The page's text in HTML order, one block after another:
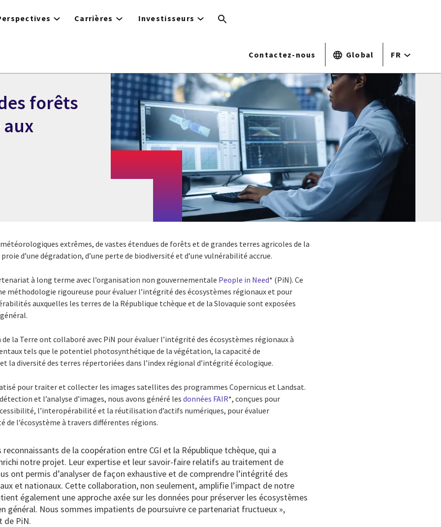
Carrières Investisseurs
Contactez-nous Global FR
forêts
extrêmes, de vastes étendues de forêts et de grandes terres agricoles de la
d’une dégradation, d’une perte de biodiversité et d’une vulnérabilité accrue.
à long terme avec l’organisation non gouvernementale People in Need* (PiN). Ce
méthodologie rigoureuse pour évaluer l’intégrité des écosystèmes régionaux et pour
auxquelles les terres de la République tchèque et de la Slovaquie sont exposées
la Terre ont collaboré avec PiN pour évaluer l’intégrité des écosystèmes régionaux à
tels que le potentiel photosynthétique de la végétation, la capacité de
la diversité des terres répertoriées dans l’index régional d’intégrité écologique.
pour traiter et collecter les images satellites des programmes Copernicus et Landsat.
et l’analyse d’images, nous avons généré lesdonnées FAIR*, conçues pour
l’interopérabilité et la réutilisation d’actifs numériques, pour évaluer
l’écosystème à travers différentes régions.
de la coopération entre CGI et la République tchèque, qui a
notre projet. Leur expertise et leur savoir-faire relatifs au traitement de
ont permis d’analyser de façon exhaustive et de comprendre l’intégrité des
et nationaux. Cette collaboration, non seulement, amplifie l’impact de notre
également une approche axée sur les données pour préserver les écosystèmes
général. Nous sommes impatients de poursuivre ce partenariat fructueux »,
de PiN.